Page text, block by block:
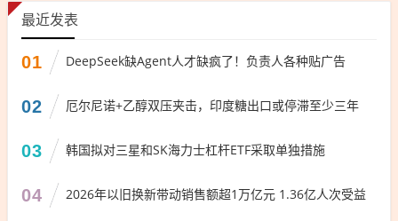
最近发表
01 DeepSeek缺Agent人才缺疯了！负责人各种贴广告
02 厄尔尼诺+乙醇双压夹击，印度糖出口或停滞至少三年
03 韩国拟对三星和SK海力士杠杆ETF采取单独措施
04 2026年以旧换新带动销售额超1万亿元 1.36亿人次受益